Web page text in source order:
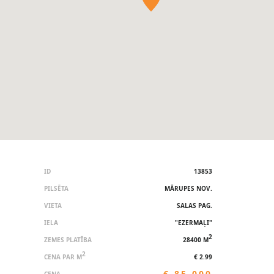
ID
13853
PILSĒTA
MĀRUPES NOV.
VIETA
SALAS PAG.
IELA
"EZERMAĻI"
ZEMES PLATĪBA
28400 M2
CENA PAR M2
€ 2.99